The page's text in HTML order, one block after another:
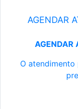
AGENDAR
AGENDAR
O atendimento